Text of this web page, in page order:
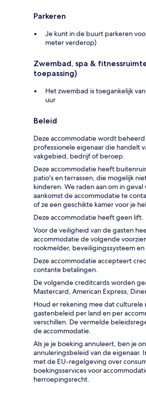
Parkeren
Je kunt in de buurt parkeren
meter verderop)
Zwembad, spa &
toepassing)
Het zwembad is toegankelijk
uur
Beleid
Deze accommodatie wordt
professionele eigenaar die handelt
vakgebied, bedrijf of beroep.
Deze accommodatie heeft
patio's en terrassen, die mogelijk
kinderen. We raden aan om in
aankomst de accommodatie te
of ze een geschikte kamer voor je
Deze accommodatie heeft geen lift.
Voor de veiligheid van de gasten
accommodatie de volgende
rookmelder, beveiligingssysteem
Deze accommodatie accepteert
contante betalingen.
De volgende creditcards worden
Mastercard, American Express,
Houd er rekening mee dat culturele
gastenbeleid per land en per
verschillen. De vermelde
de accommodatie.
Als je je boeking annuleert, ben je
annuleringsbeleid van de eigenaar.
met de EU-regelgeving over
boekingsservices voor
herroepingsrecht.